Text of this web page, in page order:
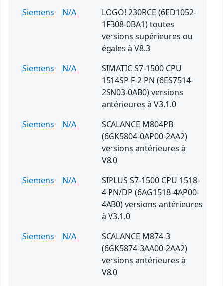
Siemens
N/A
LOGO! 230RCE (6ED1052-
1FB08-0BA1) toutes
versions supérieures ou
égales à V8.3
Siemens
N/A
SIMATIC S7-1500 CPU
1514SP F-2 PN (6ES7514-
2SN03-0AB0) versions
antérieures à V3.1.0
Siemens
N/A
SCALANCE M804PB
(6GK5804-0AP00-2AA2)
versions antérieures à
V8.0
Siemens
N/A
SIPLUS S7-1500 CPU 1518-
4 PN/DP (6AG1518-4AP00-
4AB0) versions antérieures
à V3.1.0
Siemens
N/A
SCALANCE M874-3
(6GK5874-3AA00-2AA2)
versions antérieures à
V8.0